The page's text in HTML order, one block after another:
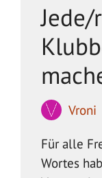
Vroni
Für alle
Wortes